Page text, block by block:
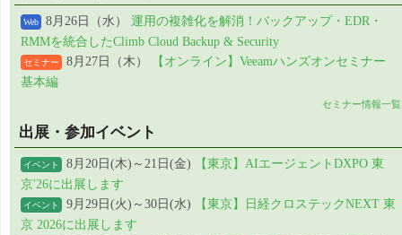
Web 8月26日（水） 運用の複雑化を解消！バックアップ・EDR・
RMMを統合したClimb Cloud Backup & Security
セミナー 8月27日（木）
【オンライン】Veeamハンズオンセミナー
基本編
セミナー情報一覧
出展・参加イベント
イベント 8月20日(木)～21日(金)
【東京】AIエージェントDXPO 東
京'26に出展します
イベント 9月29日(火)～30日(水)
【東京】日経クロステックNEXT 東
京 2026に出展します